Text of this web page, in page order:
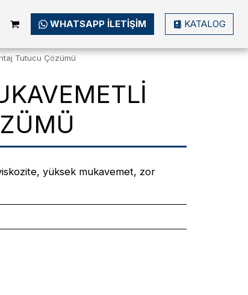
WHATSAPP ILETIŞIM KATALOG
Tutucu Çözümü
yüksek mukavemet, zor